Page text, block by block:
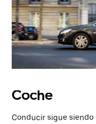
Coche
Conducir sigue